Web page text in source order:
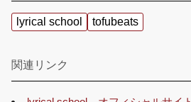
lyrical school tofubeats
関連リンク